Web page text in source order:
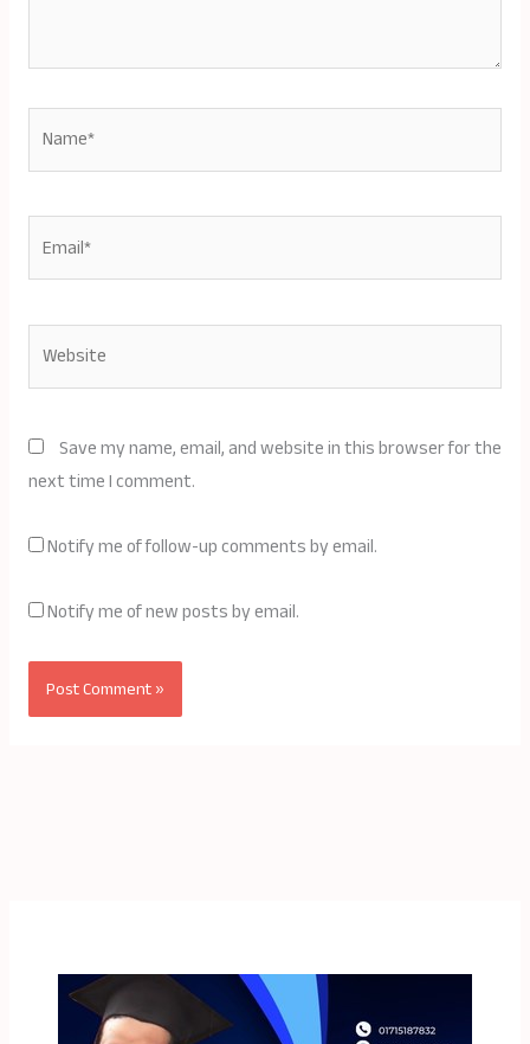
Save my name, email, and website in this browser for the
next time I comment.
Notify me of follow-up comments by email.
Notify me of new posts by email.